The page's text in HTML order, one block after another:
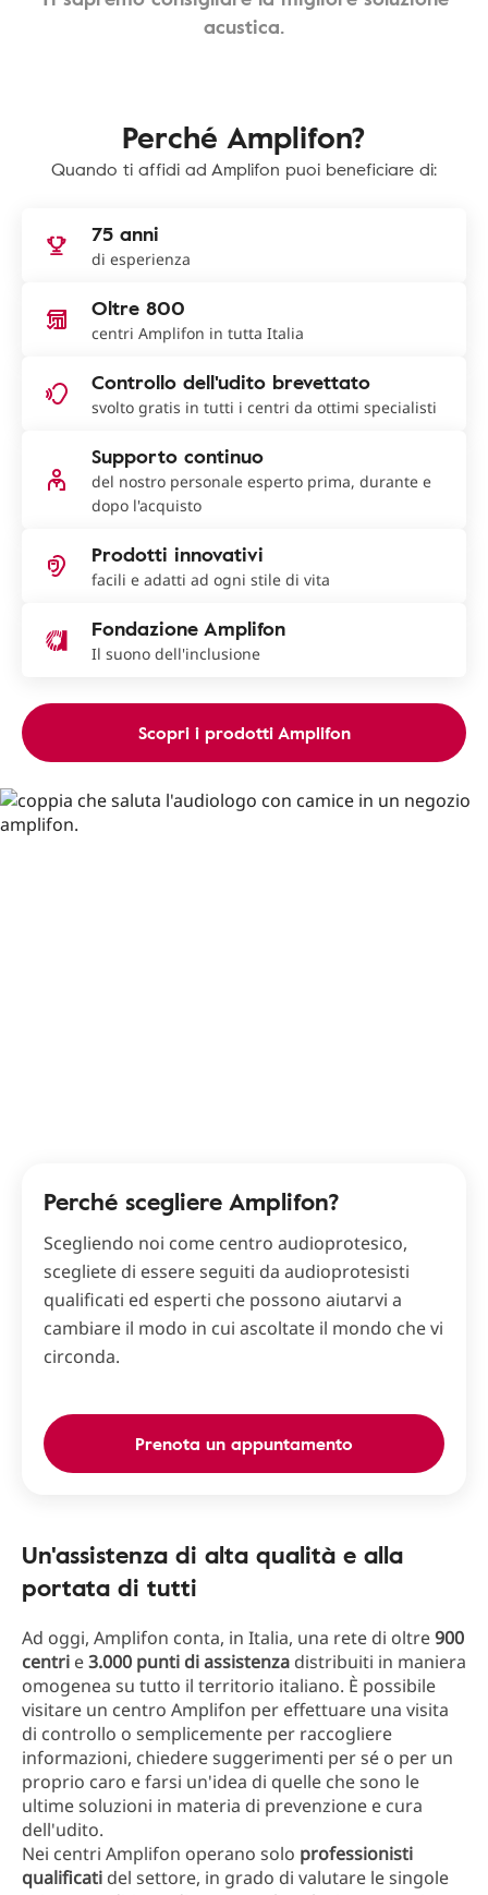
acustica.
Perché Amplifon?
Quando ti affidi ad Amplifon puoi beneficiare di:
75 anni
di esperienza
Oltre 800
centri Amplifon in tutta Italia
Controllo dell'udito brevettato
svolto gratis in tutti i centri da ottimi specialisti
Supporto continuo
del nostro personale esperto prima, durante e
dopo l'acquisto
Prodotti innovativi
facili e adatti ad ogni stile di vita
Fondazione Amplifon
Il suono dell'inclusione
Scopri i prodotti Amplifon
Perché scegliere Amplifon?
Scegliendo noi come centro audioprotesico,
scegliete di essere seguiti da audioprotesisti
qualificati ed esperti che possono aiutarvi a
cambiare il modo in cui ascoltate il mondo che vi
circonda.
Prenota un appuntamento
Un'assistenza di alta qualità e alla
portata di tutti
Ad oggi, Amplifon conta, in Italia, una rete di oltre900
centri e3.000 punti di assistenza distribuiti in maniera
omogenea su tutto il territorio italiano. È possibile
visitare un centro Amplifon per effettuare una visita
di controllo o semplicemente per raccogliere
informazioni, chiedere suggerimenti per sé o per un
proprio caro e farsi un'idea di quelle che sono le
ultime soluzioni in materia di prevenzione e cura
dell'udito.
Nei centri Amplifon operano solo professionisti
qualificati del settore, in grado di valutare le singole